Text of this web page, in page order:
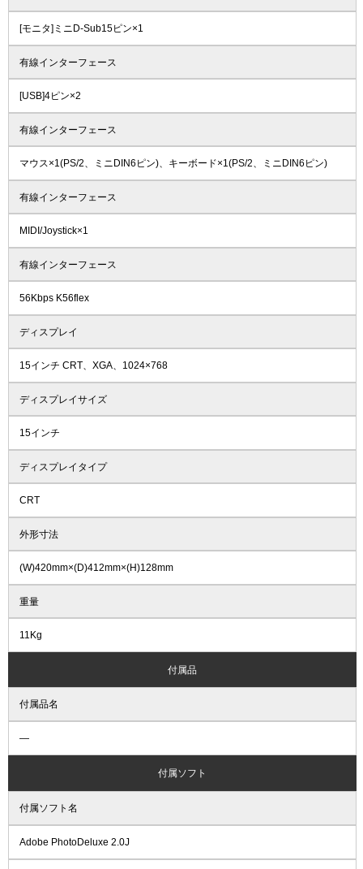
[モニタ]ミニD-Sub15ピン×1
有線インターフェース
[USB]4ピン×2
有線インターフェース
マウス×1(PS/2、ミニDIN6ピン)、キーボード×1(PS/2、ミニDIN6ピン)
有線インターフェース
MIDI/Joystick×1
有線インターフェース
56Kbps K56flex
ディスプレイ
15インチ CRT、XGA、1024×768
ディスプレイサイズ
15インチ
ディスプレイタイプ
CRT
外形寸法
(W)420mm×(D)412mm×(H)128mm
重量
11Kg
付属品
付属品名
―
付属ソフト
付属ソフト名
Adobe PhotoDeluxe 2.0J